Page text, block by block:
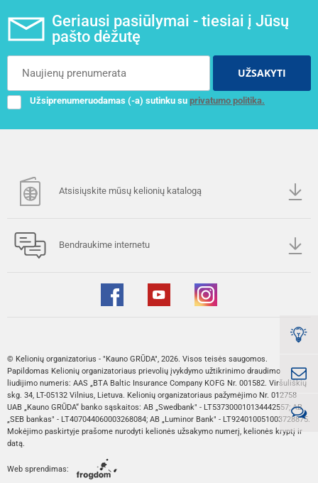
Geriausi pasiūlymai - tiesiai į Jūsų
pašto dėžutę
UŽSAKYTI
Užsiprenumeruodamas (-a) sutinku su privatumo politika.
Atsisiųskite mūsų kelionių katalogą
Bendraukime internetu
© Kelionių organizatorius - "Kauno GRŪDA", 2026. Visos teisės saugomos.
Papildomas Kelionių organizatoriaus prievolių įvykdymo užtikrinimo draudimo
liudijimo numeris: AAS „BTA Baltic Insurance Company KOFG Nr. 001582. Viršuliškių
skg. 34, LT-05132 Vilnius, Lietuva. Kelionių organizatoriaus pažymėjimo Nr. 012758
UAB „Kauno GRŪDA“ banko sąskaitos: AB „Swedbank" - LT537300010134442557; AB
„SEB bankas" - LT407044060003268084; AB „Luminor Bank" - LT924010051003728875.
Mokėjimo paskirtyje prašome nurodyti kelionės užsakymo numerį, kelionės kryptį ir
datą.
Web sprendimas: